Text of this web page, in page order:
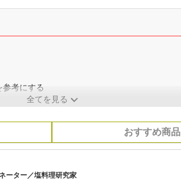
考にする
全てを見る
おすすめ商品
ーター／塩料理研究家